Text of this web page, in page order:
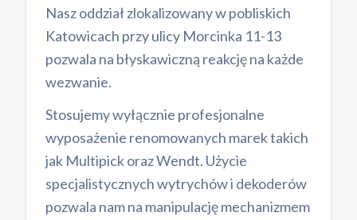
Nasz oddział zlokalizowany w pobliskich
Katowicach przy ulicy Morcinka 11-13
pozwala na błyskawiczną reakcję na każde
wezwanie.
Stosujemy wyłącznie profesjonalne
wyposażenie renomowanych marek takich
jak Multipick oraz Wendt. Użycie
specjalistycznych wytrychów i dekoderów
pozwala nam na manipulację mechanizmem